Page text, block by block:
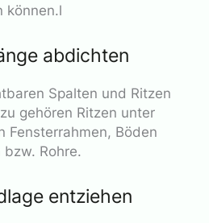
können.l
abdichten
Spalten und Ritzen
gehören Ritzen unter
Fensterrahmen, Böden
Rohre.
entziehen